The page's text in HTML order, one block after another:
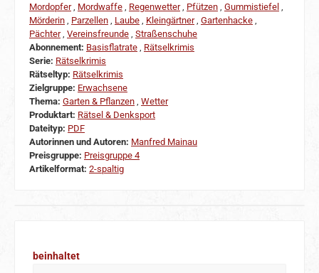
Mordopfer, Mordwaffe Regenwetter, Pfützen Gummistiefel
Mörderin
Parzellen Laube Kleingärtner, Gartenhacke
Pächter, Vereinsfreunde Straßenschuhe
Abonnement: Basisflatrate
Rätselkrimis
Serie: Rätselkrimis
Rätseltyp: Rätselkrimis
Zielgruppe: Erwachsene
Thema: Garten & Pflanzen Wetter
Produktart: Rätsel & Denksport
Dateityp: PDF
Autorinnen und Autoren: Manfred Mainau
Preisgruppe: Preisgruppe 4
Artikelformat: 2-spaltig
Produktgalerie überspringen
beinhaltet